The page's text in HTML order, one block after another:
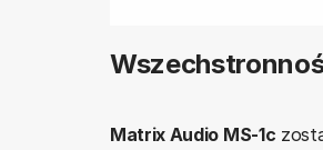
Matrix Audio MS-1c